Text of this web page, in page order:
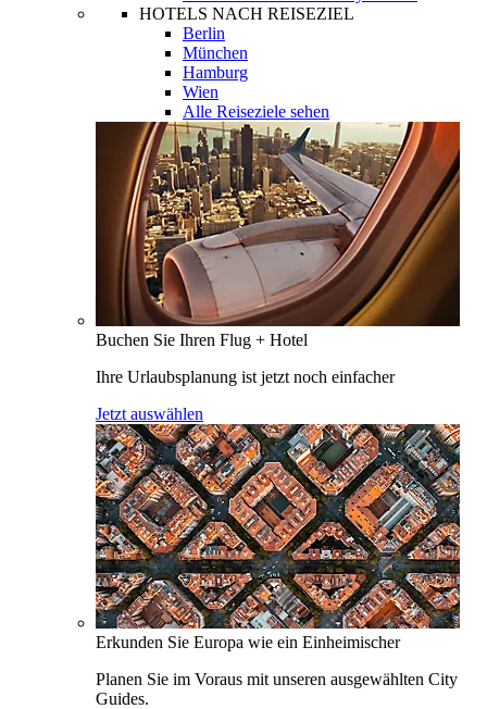
HOTELS NACH REISEZIEL
Berlin
München
Hamburg
Wien
Alle Reiseziele sehen
Buchen Sie Ihren Flug + Hotel
Ihre Urlaubsplanung ist jetzt noch einfacher
Jetzt auswählen
Erkunden Sie Europa wie ein Einheimischer
Planen Sie im Voraus mit unseren ausgewählten City
Guides.